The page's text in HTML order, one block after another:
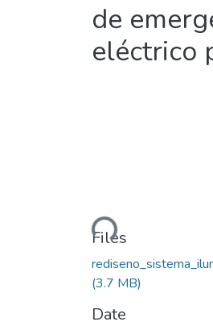
de
eléctrico
Loading...
Files
(3.7 MB)
Date